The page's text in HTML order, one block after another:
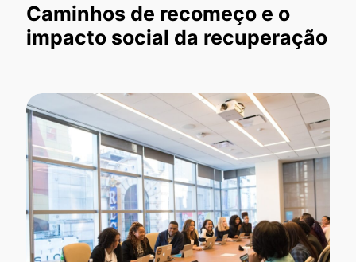
Caminhos de recomeço e o
impacto social da recuperação